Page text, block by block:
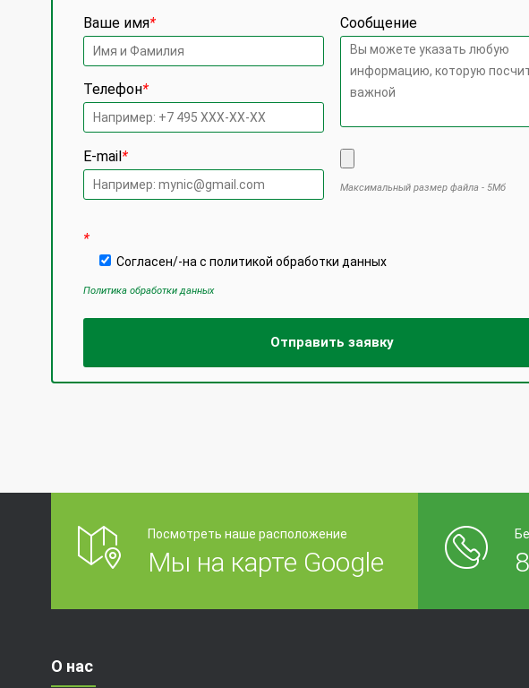
Ваше имя*
Телефон*
E-mail*
Сообщение
Максимальный размер файла - 5Мб
*
Согласен/-на с политикой обработки данных
Политика обработки данных
Посмотреть наше расположение
Мы на карте Google
О нас